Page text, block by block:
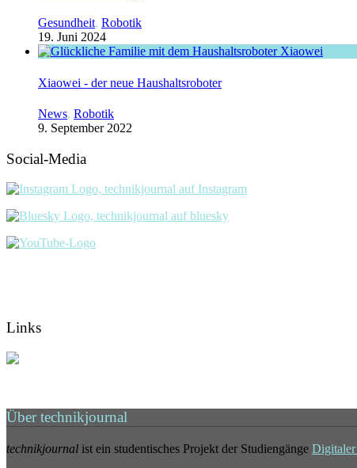
Gesundheit, Robotik
19. Juni 2024
Xiaowei - der neue Haushaltsroboter
News, Robotik
9. September 2022
Social-Media
Links
Über technikjournal
technikjournal ist ein studentisches Projekt der Studiengänge Digitaler